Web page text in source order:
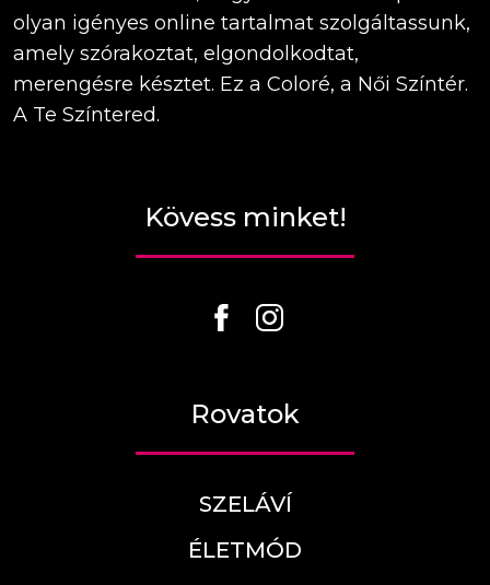
olyan igényes online tartalmat szolgáltassunk,
amely szórakoztat, elgondolkodtat,
merengésre késztet. Ez a Coloré, a Női Színtér.
A Te Színtered.
Kövess minket!
Rovatok
SZELÁVÍ
ÉLETMÓD